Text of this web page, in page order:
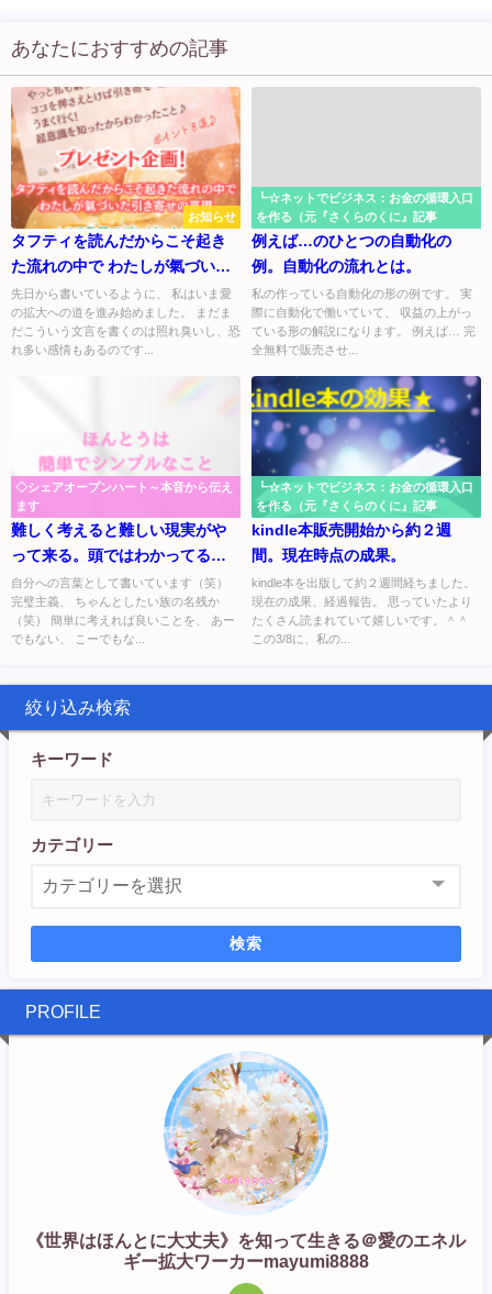
あなたにおすすめの記事
お知らせ
タフティを読んだからこそ起き
た流れの中で わたしが氣づいた
引き寄せの真理→LINE登録者様
無料特典プレゼント★
先日から書いているように、 私はいま愛
の拡大への道を進み始めました。 まだま
だこういう文言を書くのは照れ臭いし、恐
れ多い感情もあるのです...
┗☆ネットでビジネス：お金の循環入口
を作る（元『さくらのくに』記事
例えば…のひとつの自動化の
例。自動化の流れとは。
私の作っている自動化の形の例です。 実
際に自動化で働いていて、 収益の上がっ
ている形の解説になります。 例えば… 完
全無料で販売させ...
◇シェアオープンハート～本音から伝え
ます
難しく考えると難しい現実がや
って来る。頭ではわかってるん
だけどね・・・
自分への言葉として書いています（笑）
完璧主義、 ちゃんとしたい族の名残か
（笑） 簡単に考えれば良いことを、 あー
でもない、 こーでもな...
┗☆ネットでビジネス：お金の循環入口
を作る（元『さくらのくに』記事
kindle本販売開始から約２週
間。現在時点の成果。
kindle本を出版して約２週間経ちました。
現在の成果、経過報告。 思っていたより
たくさん読まれていて嬉しいです。＾＾
この3/8に、私の...
絞り込み検索
キーワード
カテゴリー
検索
PROFILE
《世界はほんとに大丈夫》を知って生きる＠愛のエネル
ギー拡大ワーカーmayumi8888